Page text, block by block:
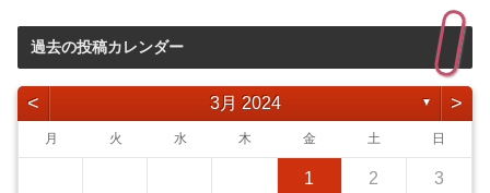
過去の投稿カレンダー
< 3月 2024 ▼ >
月 火 水 木 金 土 日
1 2 3